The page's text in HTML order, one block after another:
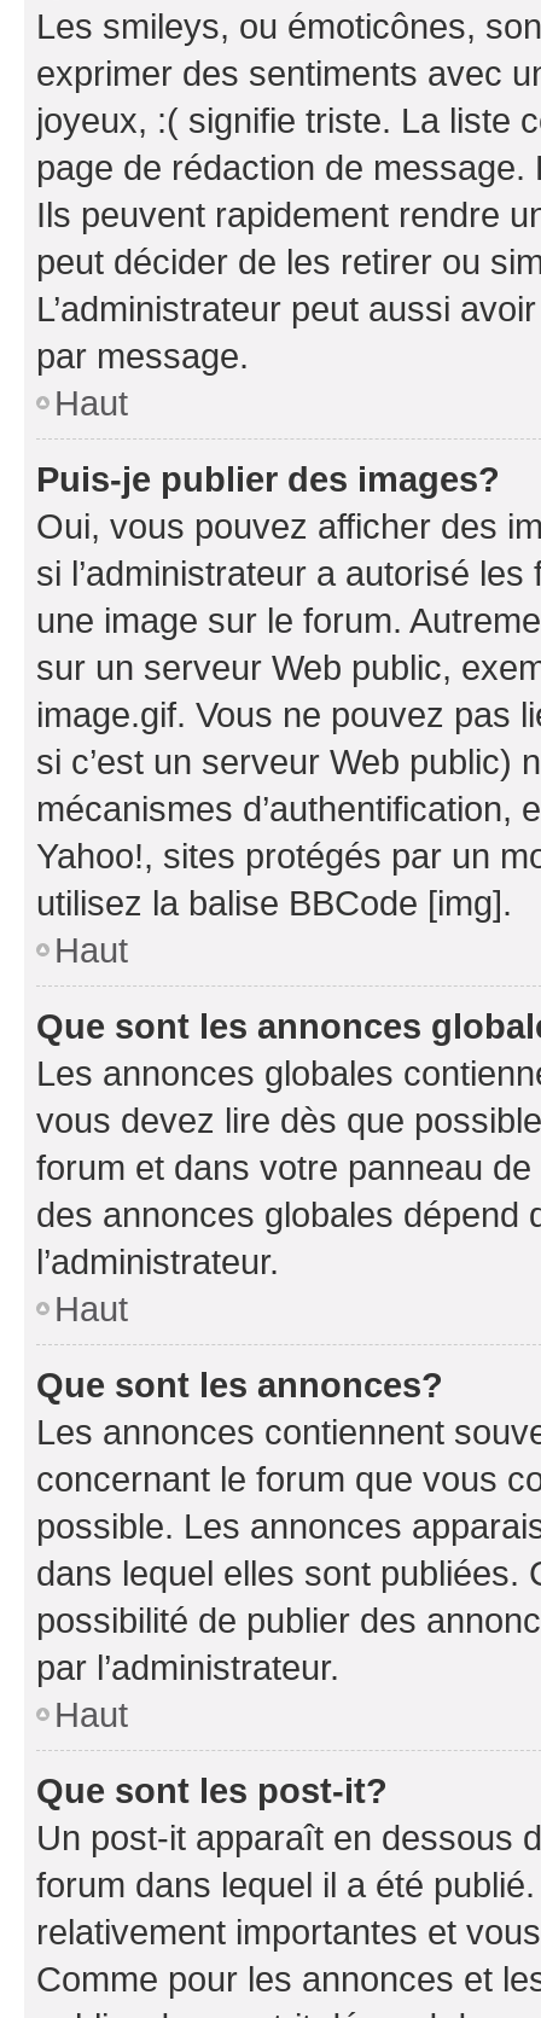
Les smileys, ou émoticônes,
exprimer des sentiments avec
joyeux, :( signifie triste. La liste
page de rédaction de
Ils peuvent rapidement rendre
peut décider de les retirer ou
L’administrateur peut aussi
par message.
Haut
Puis-je publier des images?
Oui, vous pouvez afficher des
si l’administrateur a autorisé
une image sur le forum.
sur un serveur Web public,
image.gif. Vous ne pouvez pas
si c’est un serveur Web public)
mécanismes d’authentification,
Yahoo!, sites protégés par un
utilisez la balise BBCode [img].
Haut
Que sont les annonces
Les annonces globales
vous devez lire dès que
forum et dans votre panneau
des annonces globales dépend
l’administrateur.
Haut
Que sont les annonces?
Les annonces contiennent
concernant le forum que vous
possible. Les annonces
dans lequel elles sont publiées.
possibilité de publier des
par l’administrateur.
Haut
Que sont les post-it?
Un post-it apparaît en dessous
forum dans lequel il a été
relativement importantes et
Comme pour les annonces et